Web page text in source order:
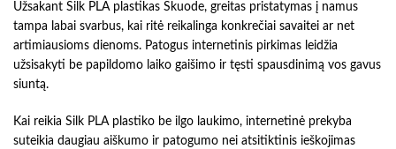
Užsakant Silk PLA plastikas Skuode, greitas pristatymas į namus
tampa labai svarbus, kai ritė reikalinga konkrečiai savaitei ar net
artimiausioms dienoms. Patogus internetinis pirkimas leidžia
užsisakyti be papildomo laiko gaišimo ir tęsti spausdinimą vos gavus
siuntą.
Kai reikia Silk PLA plastiko be ilgo laukimo, internetinė prekyba
suteikia daugiau aiškumo ir patogumo nei atsitiktinis ieškojimas